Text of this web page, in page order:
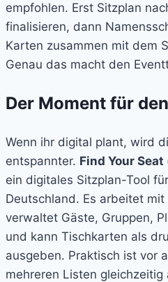
empfohlen. Erst Sitzplan
finalisieren, dann
Karten zusammen mit dem
Genau das macht den
Der Moment für
Wenn ihr digital plant, wird
entspannter. Find Your
ein digitales Sitzplan-Tool
Deutschland. Es arbeitet mit
verwaltet Gäste, Gruppen,
und kann Tischkarten als
ausgeben. Praktisch ist vor
mehreren Listen gleichzeitig